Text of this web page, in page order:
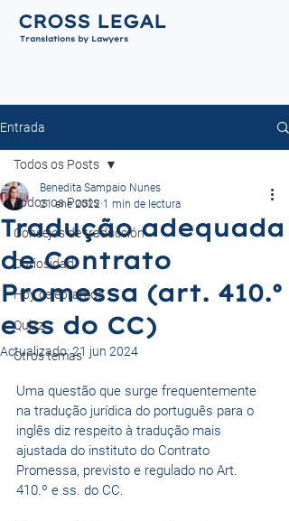
Translations by Lawyers
CROSS LEGAL
Entrada
Todos os Posts
Consejos de traducción
Curiosidad
Hoy celebramos
Quizz
Otros temas
Todos os Posts
Tradução adequada
de Contrato
Promessa (art. 410.º
e ss do CC)
Benedita Sampaio Nunes
21 ene 2022 1 min de lectura
Actualizado:21 jun 2024
Uma questão que surge frequentemente
na tradução jurídica do português para o
inglês diz respeito à tradução mais
ajustada do instituto do Contrato
Promessa, previsto e regulado no Art.
410.º e ss. do CC.